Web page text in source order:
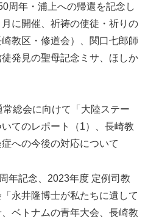
年・浦上への帰還を記念し
に開催、祈祷の使徒・祈りの
教区・修道会）、関口七郎師
発見の聖母記念ミサ、ほしか
総会に向けて「大陸ステー
てのレポート（1）、長崎教
への今後の対応について
記念、2023年度 定例司教
永井隆博士が私たちに遺して
ベトナムの青年大会、長崎教